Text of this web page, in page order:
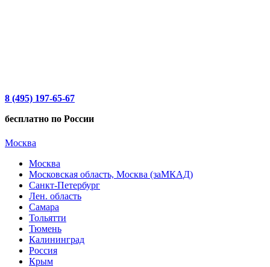
8 (495) 197-65-67
бесплатно по России
Москва
Москва
Московская область, Москва (заМКАД)
Санкт-Петербург
Лен. область
Самара
Тольятти
Тюмень
Калининград
Россия
Крым